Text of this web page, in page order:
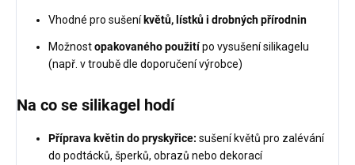
Vhodné pro sušení květů, lístků i drobných přírodnin
Možnostopakovaného použitípo vysušení silikagelu
(např. v troubě dle doporučení výrobce)
Na co se silikagel hodí
Příprava květin do pryskyřice: sušení květů pro zalévání
do podtácků, šperků, obrazů nebo dekorací